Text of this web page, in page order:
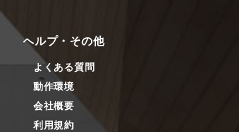
ヘルプ・その他
よくある質問
動作環境
会社概要
利用規約